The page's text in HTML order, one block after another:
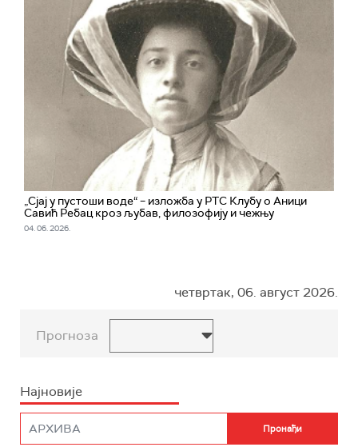
„Сјај у пустоши воде“ – изложба у РТС Клубу о Аници
Савић Ребац кроз љубав, филозофију и чежњу
04. 06. 2026.
четвртак, 06. август 2026.
Прогноза
Најновије